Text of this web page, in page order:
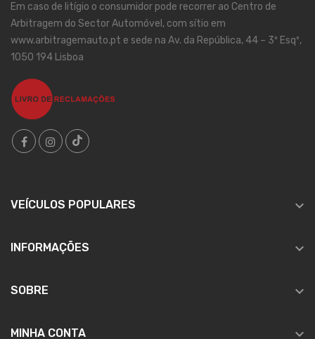
Em caso de litígio o consumidor pode recorrer ao Centro de
Arbitragem do Sector Automóvel, com sítio em
www.arbitragemauto.pt e sede na Av. da República, 44 – 3º Esqº,
1050 194 Lisboa
VEÍCULOS POPULARES 
INFORMAÇÕES 
SOBRE 
MINHA CONTA 